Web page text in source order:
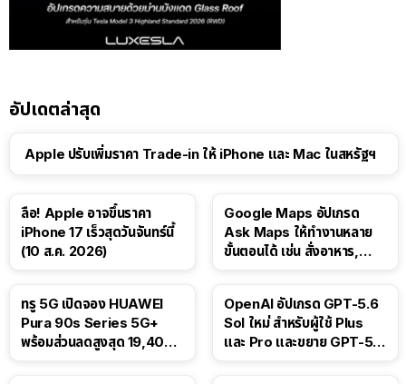
อัปเดตล่าสุด
Apple ปรับเพิ่มราคา Trade-in ให้ iPhone และ Mac ในสหรัฐฯ
ลือ! Apple อาจขึ้นราคา
iPhone 17 เร็วสุดวันจันทร์นี้
(10 ส.ค. 2026)
Google Maps อัปเกรด
Ask Maps ให้ทำงานหลาย
ขั้นตอนได้ เช่น สั่งอาหาร,
ทรู 5G เปิดจอง HUAWEI
Pura 90s Series 5G+
พร้อมส่วนลดสูงสุด 19,400
OpenAI อัปเกรด GPT-5.6
Sol ใหม่ สำหรับผู้ใช้ Plus
และ Pro และขยาย GPT-5.6